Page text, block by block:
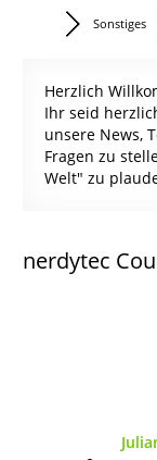
Sonstiges
Herzlich
Ihr seid
unsere News,
Fragen zu
Welt" zu
nerdytec